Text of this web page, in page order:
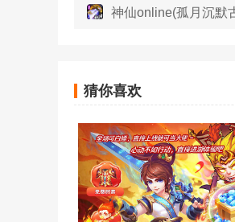
神仙online(孤月沉默
猜你喜欢